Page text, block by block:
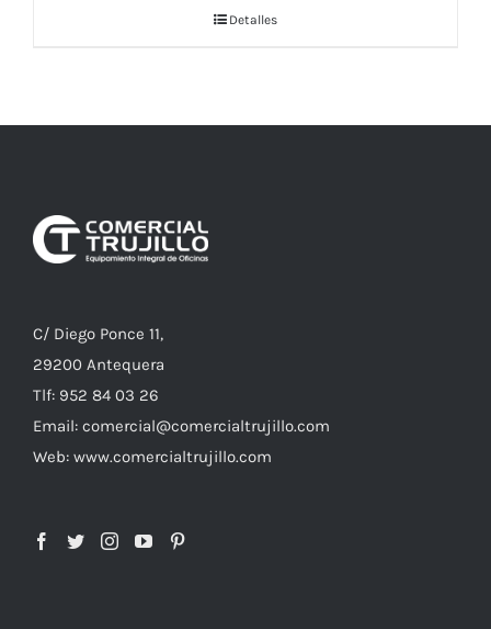
Detalles
C/ Diego Ponce 11,
29200 Antequera
Tlf: 952 84 03 26
Email: comercial@comercialtrujillo.com
Web: www.comercialtrujillo.com